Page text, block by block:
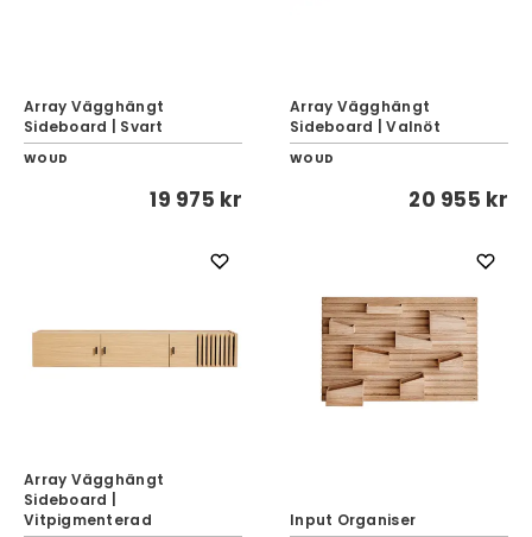
Array Vägghängt
Sideboard | Svart
WOUD
19 975 kr
Array Vägghängt
Sideboard | Valnöt
WOUD
20 955 kr
Array Vägghängt
Sideboard |
Vitpigmenterad
Input Organiser